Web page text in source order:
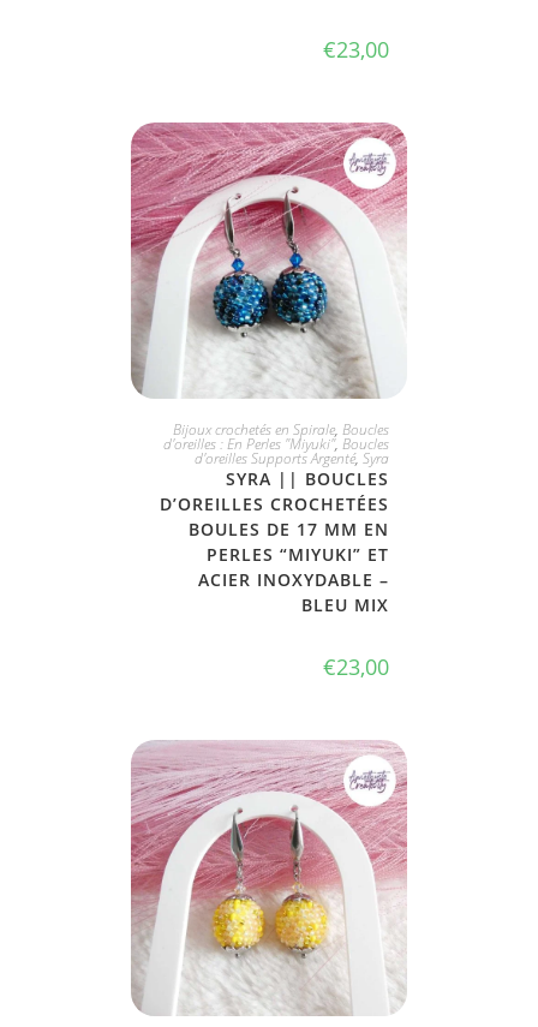
€23,00
JE L'ADOPTE
Bijoux crochetés en Spirale, Boucles
d'oreilles : En Perles "Miyuki", Boucles
d'oreilles Supports Argenté, Syra
SYRA || BOUCLES
D’OREILLES CROCHETÉES
BOULES DE 17 MM EN
PERLES “MIYUKI” ET
ACIER INOXYDABLE –
BLEU MIX
€23,00